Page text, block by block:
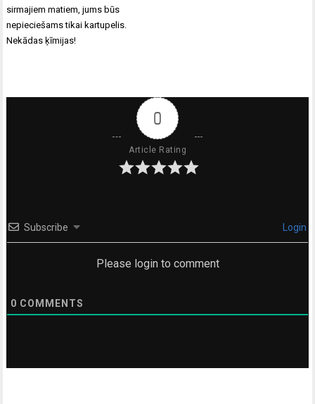
izvēlne
sirmajiem matiem, jums būs
nepieciešams tikai kartupelis.
Nekādas ķīmijas!
0
Article Rating
Subscribe Login
Please login to comment
0 COMMENTS